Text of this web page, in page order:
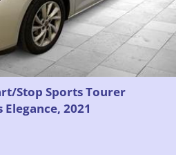
Stop Sports Tourer
2021